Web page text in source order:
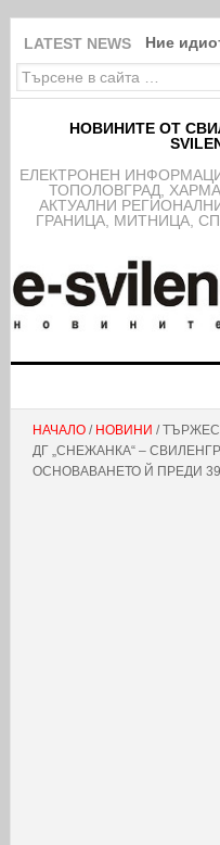
LATEST NEWS Ние
НОВИНИТЕ ОТ
EЛЕКТРОНЕН
ТОПОЛОВГРАД,
АКТУАЛНИ
ГРАНИЦА, МИТНИЦА,
НАЧАЛО/ НОВИНИ /
ДГ „СНЕЖАНКА“ –
ОСНОВАВАНЕТО Й ПРЕДИ